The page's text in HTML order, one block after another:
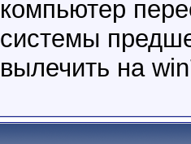
компьютер
системы
вылечить на